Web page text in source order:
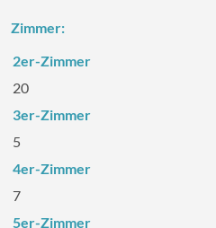
Zimmer:
2er-Zimmer
20
3er-Zimmer
5
4er-Zimmer
7
5er-Zimmer